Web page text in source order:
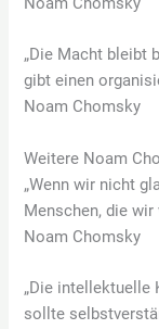
„Die Macht bleibt
gibt einen
Noam Chomsky
Weitere Noam
„Wenn wir nicht
Menschen, die wir
Noam Chomsky
„Die intellektuelle
sollte